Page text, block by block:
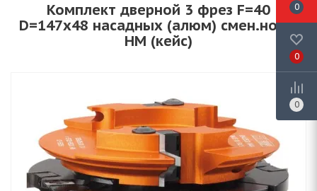
Комплект дверной 3 фрез F=40
D=147x48 насадных (алюм) смен.ножи
HM (кейс)
0
0
0